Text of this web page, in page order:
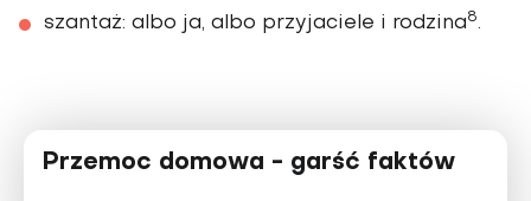
szantaż: albo ja, albo przyjaciele i rodzina8.
Przemoc domowa - garść faktów